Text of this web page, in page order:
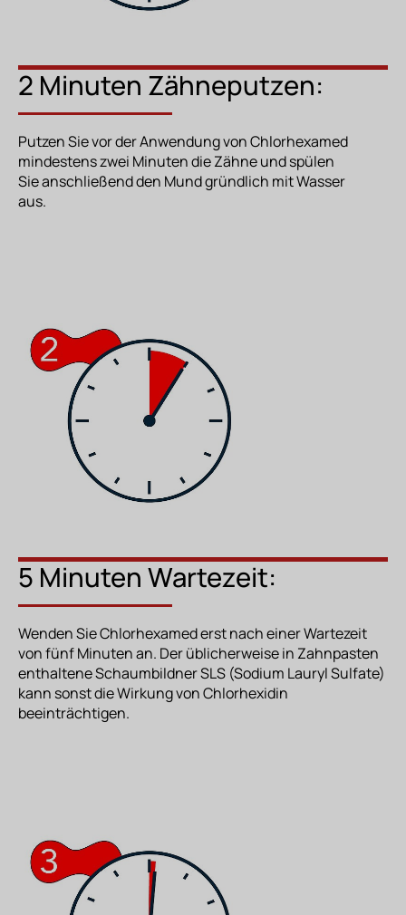
2 Minuten Zähneputzen:
Putzen Sie vor der Anwendung von Chlorhexamed
mindestens zwei Minuten die Zähne und spülen
Sie anschließend den Mund gründlich mit Wasser
aus.
5 Minuten Wartezeit:
Wenden Sie Chlorhexamed erst nach einer Wartezeit
von fünf Minuten an. Der üblicherweise in Zahnpasten
enthaltene Schaumbildner SLS (Sodium Lauryl Sulfate)
kann sonst die Wirkung von Chlorhexidin
beeinträchtigen.